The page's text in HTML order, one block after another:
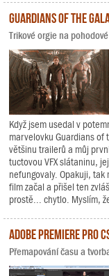
Guardians of the
Trikové orgie na
Když jsem usedal v
marvelovku Guardians of
většinu trailerů a můj
tuctovou VFX slátaninu,
nefungovaly. Opakuji,
film začal a přišel ten
prostě... chytlo. Myslím,
Adobe Premiere Pro
Přemapování času a